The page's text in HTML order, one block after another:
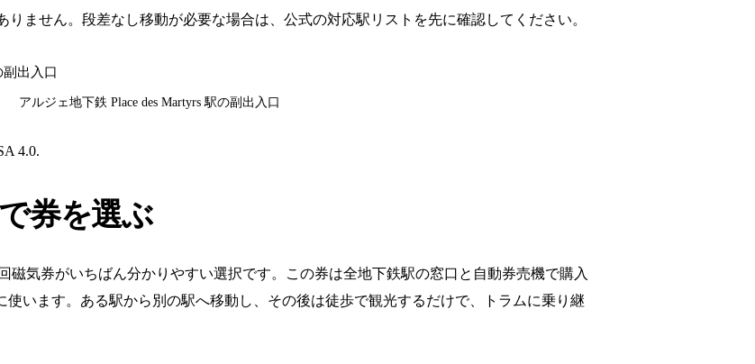
ません。段差なし移動が必要な場合は、公式の対応駅リストを先に確認してください。
アルジェ地下鉄 Place des Martyrs 駅の副出入口
4.0.
券を選ぶ
磁気券がいちばん分かりやすい選択です。この券は全地下鉄駅の窓口と自動券売機で購入
います。ある駅から別の駅へ移動し、その後は徒歩で観光するだけで、トラムに乗り継